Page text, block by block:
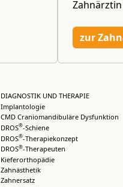
zur
DIAGNOSTIK UND THERAPIE
Implantologie
CMD Craniomandibuläre Dysfunktion
DROS®-Schiene
DROS®-Therapiekonzept
DROS®-Therapeuten
Kieferorthopädie
Zahnästhetik
Zahnersatz